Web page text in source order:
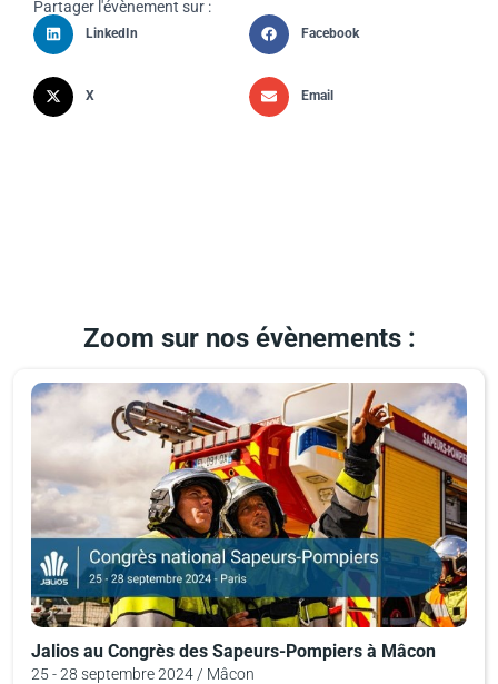
Partager l'évènement sur :
LinkedIn Facebook
X Email
Zoom sur nos évènements :
Jalios au Congrès des Sapeurs-Pompiers à Mâcon
25 - 28 septembre 2024 / Mâcon